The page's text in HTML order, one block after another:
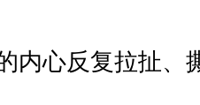
内心反复拉扯、